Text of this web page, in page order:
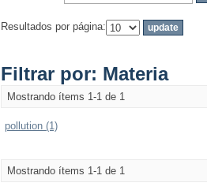
Resultados por página:
Filtrar por: Materia
Mostrando ítems 1-1 de 1
pollution (1)
Mostrando ítems 1-1 de 1